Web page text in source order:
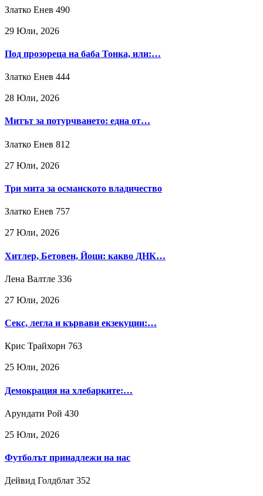
Златко Енев 490
29 Юли, 2026
Под прозореца на баба Тонка, или:…
Златко Енев 444
28 Юли, 2026
Митът за потурчването: една от…
Златко Енев 812
27 Юли, 2026
Три мита за османското владичество
Златко Енев 757
27 Юли, 2026
Хитлер, Бетовен, Йоци: какво ДНК…
Лена Валтле 336
27 Юли, 2026
Секс, легла и кървави екзекуции:…
Крис Трайхорн 763
25 Юли, 2026
Демокрация на хлебарките:…
Арундати Рой 430
25 Юли, 2026
Футболът принадлежи на нас
Дейвид Голдблат 352